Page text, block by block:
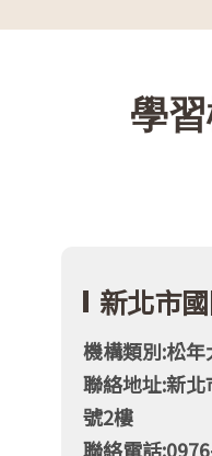
學
新北市
機構類別:松年
聯絡地址:新
號2樓
聯絡電話